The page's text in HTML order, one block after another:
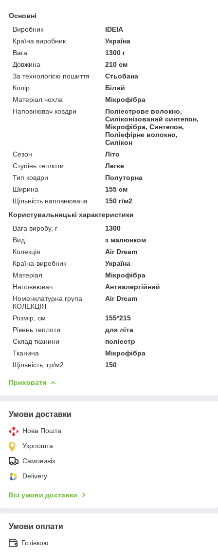
Основні
Виробник
IDEIA
Країна виробник
Україна
Вага
1300 г
Довжина
210 см
За технологією пошиття
Стьобана
Колір
Білий
Матеріал чохла
Мікрофібра
Наповнювач ковдри
Поліестрове волокно,
Силіконізований синтепон,
Мікрофібра, Синтепон,
Поліефірне волокно,
Силікон
Сезон
Літо
Ступінь теплоти
Легке
Тип ковдри
Полуторна
Ширина
155 см
Щільність наповнювача
150 г/м2
Користувальницькі характеристики
Вага виробу, г
1300
Вид
з малюнком
Колекція
Air Dream
Країна-виробник
Україна
Матеріал
Мікрофібра
Наповнювач
Антиалергійний
Номенклатурна група
КОЛЕКЦІЯ
Air Dream
Розмір, см
155*215
Рівень теплоти
для літа
Склад тканини
поліестр
Тканина
Мікрофібра
Щільність, гр/м2
150
Приховати
Умови доставки
Нова Пошта
Укрпошта
Самовивіз
Delivery
Всі умови доставки
Умови оплати
Готівкою